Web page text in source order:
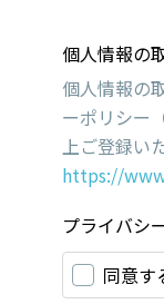
個人情報の
個人情報の
ーポリシー
上ご登録い
https://
プライバシ
同意す